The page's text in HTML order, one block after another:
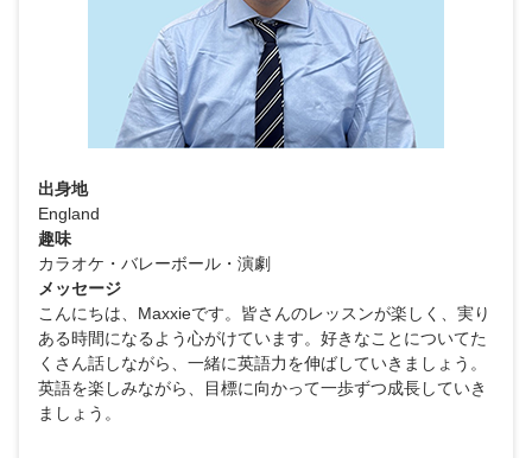
出身地
England
趣味
カラオケ・バレーボール・演劇
メッセージ
こんにちは、Maxxieです。皆さんのレッスンが楽しく、実り
ある時間になるよう心がけています。好きなことについてた
くさん話しながら、一緒に英語力を伸ばしていきましょう。
英語を楽しみながら、目標に向かって一歩ずつ成長していき
ましょう。